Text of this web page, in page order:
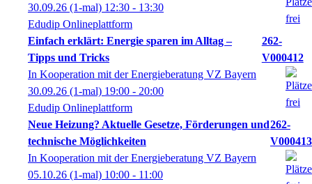
30.09.26 (1-mal) 12:30 - 13:30
Edudip Onlineplattform
Einfach erklärt: Energie sparen im Alltag –
Tipps und Tricks
262-
V000412
In Kooperation mit der Energieberatung VZ Bayern
30.09.26 (1-mal) 19:00 - 20:00
Edudip Onlineplattform
Neue Heizung? Aktuelle Gesetze, Förderungen und
technische Möglichkeiten
262-
V000413
In Kooperation mit der Energieberatung VZ Bayern
05.10.26 (1-mal) 10:00 - 11:00